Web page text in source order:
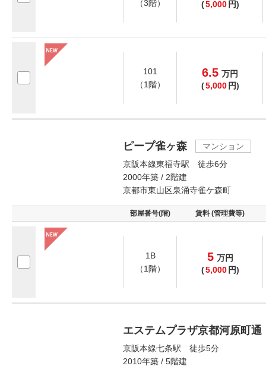
（3階） (5,000 円)
101
（1階）
6.5 万円
(5,000 円)
ピープ雀ヶ森
マンション
京阪本線東福寺駅 徒歩6分
2000年築 / 2階建
京都市東山区泉涌寺雀ケ森町
部屋番号(階) 賃料 (管理費等)
1B
（1階）
5 万円
(5,000 円)
エステムプラザ京都河原町通
京阪本線七条駅 徒歩5分
2010年築 / 5階建